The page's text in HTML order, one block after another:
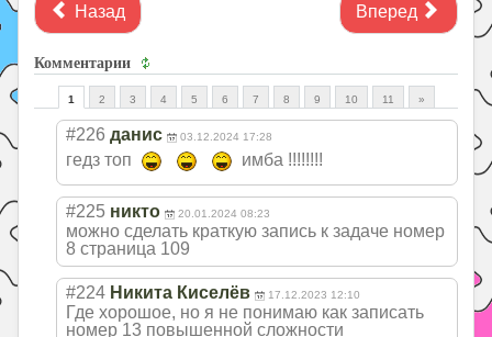
Назад Вперед
Комментарии
1 2 3 4 5 6 7 8 9 10 11 »
#226 данис 03.12.2024 17:28
гедз топ имба !!!!!!!!
#225 никто 20.01.2024 08:23
можно сделать краткую запись к задаче номер
8 страница 109
#224 Никита Киселёв 17.12.2023 12:10
Где хорошое, но я не понимаю как записать
номер 13 повышенной сложности